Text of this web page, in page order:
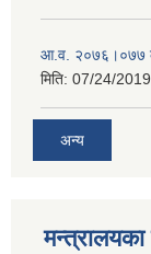
आ.व. २०७६।०७७
मिति: 07/24/
अन्य